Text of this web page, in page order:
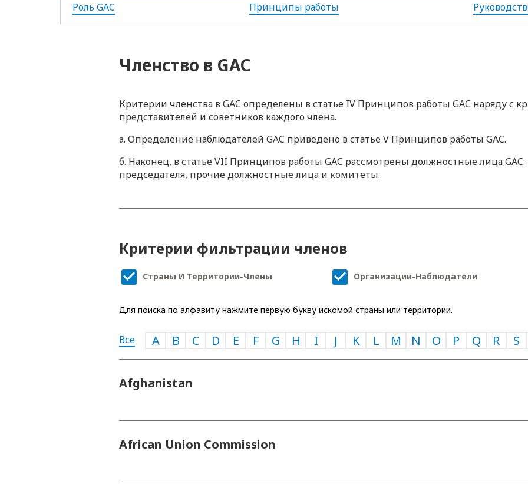
Роль GAC Принципы работы
Членство в GAC
Критерии членства в GAC определены в статье IV Принципов работы GAC наряду с
представителей и советников каждого члена.
а. Определение наблюдателей GAC приведено в статье V Принципов работы GAC.
б. Наконец, в статье VII Принципов работы GAC рассмотрены должностные лица
председателя, прочие должностные лица и комитеты.
Критерии фильтрации членов
Страны И Территории-Члены Организации-Наблюдатели
Для поиска по алфавиту нажмите первую букву искомой страны или территории.
Все A B C D E F G H I J K L M N O P Q R S
Afghanistan
African Union Commission